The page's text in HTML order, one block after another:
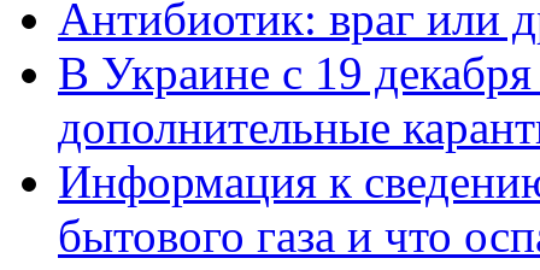
Антибиотик: враг или
В Украине с 19 декабря
дополнительные
Информация к
бытового газа и что